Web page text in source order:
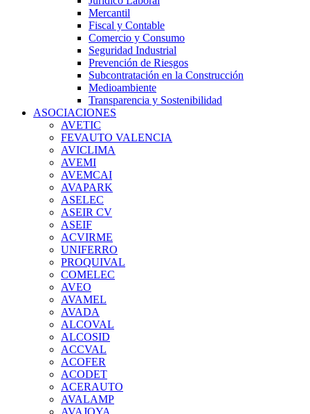
Mercantil
Fiscal y Contable
Comercio y Consumo
Seguridad Industrial
Prevención de Riesgos
Subcontratación en la Construcción
Medioambiente
Transparencia y Sostenibilidad
ASOCIACIONES
AVETIC
FEVAUTO VALENCIA
AVICLIMA
AVEMI
AVEMCAI
AVAPARK
ASELEC
ASEIR CV
ASEIF
ACVIRME
UNIFERRO
PROQUIVAL
COMELEC
AVEO
AVAMEL
AVADA
ALCOVAL
ALCOSID
ACCVAL
ACOFER
ACODET
ACERAUTO
AVALAMP
AVAJOYA